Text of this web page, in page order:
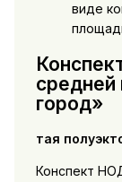
виде
средней
город»
тая
Конспект